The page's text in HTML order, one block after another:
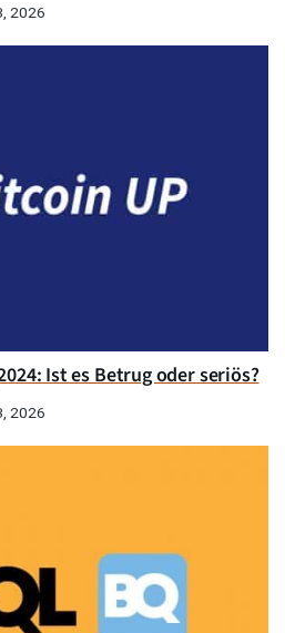
2026
Ist es Betrug oder seriös?
2026